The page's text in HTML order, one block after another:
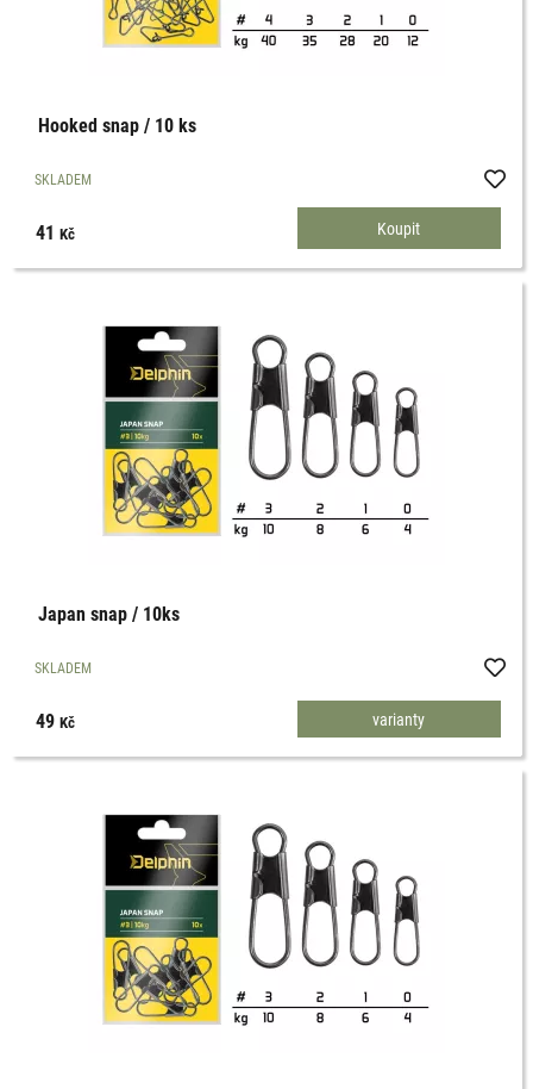
Hooked snap / 10 ks
SKLADEM
41Kč
Japan snap / 10ks
SKLADEM
varianty
49Kč